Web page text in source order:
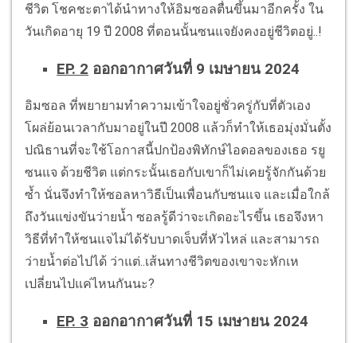
ชีวิต โชคชะตาได้นำทางให้อิมซอลตื่นขึ้นมาอีกครั้ง ใน
วันเกิดอายุ 19 ปี 2008 ที่ตอนนั้นซนแจยังคงอยู่ชีวิตอยู่..!
EP. 2 ออกอากาศวันที่ 9 เมษายน 2024
อิมซอล ที่พยายามทำความเข้าใจอยู่ชั่วครู่กับที่ตัวเอง
โผล่ย้อนเวลากับมาอยู่ในปี 2008 แล้วก็ทำให้เธอมุ่งมั่นตั้ง
ปณิธานที่จะใช้โอกาสนี้ปกป้องพิทักษ์ไอดอลของเธอ รยู
ซนแจ ด้วยชีวิต แต่กระนั้นเธอกับเขาก็ไม่เคยรู้จักกันด้วย
ซ้ำ นั่นจึงทำให้ซอลหาวิธีเป็นเพื่อนกับซนแจ และเมื่อใกล้
ถึงวันแข่งขันว่ายน้ำ ซอลรู้ดีว่าจะเกิดอะไรขึ้น เธอจึงหา
วิธีที่ทำให้ซนแจไม่ได้รับบาดเจ็บที่หัวไหล่ และสามารถ
ว่ายน้ำต่อไปได้ ว่าแต่..เส้นทางชีวิตของเขาจะหักเห
เปลี่ยนไปแค่ไหนกันนะ?
EP. 3 ออกอากาศวันที่ 15 เมษายน 2024